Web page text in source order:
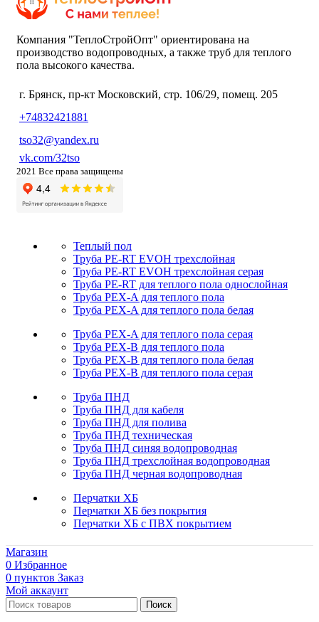
Компания "ТеплоСтройОпт" ориентирована на
производство водопроводных, а также труб для теплого
пола высокого качества.
г. Брянск, пр-кт Московский, стр. 106/29, помещ. 205
+74832421881
tso32@yandex.ru
vk.com/32tso
2021 Все права защищены
Теплый пол
Труба PE-RT EVOH трехслойная
Труба PE-RT EVOH трехслойная серая
Труба PE-RT для теплого пола однослойная
Труба PEX-A для теплого пола
Труба PEX-A для теплого пола белая
Труба PEX-A для теплого пола серая
Труба PEX-B для теплого пола
Труба PEX-B для теплого пола белая
Труба PEX-B для теплого пола серая
Труба ПНД
Труба ПНД для кабеля
Труба ПНД для полива
Труба ПНД техническая
Труба ПНД синяя водопроводная
Труба ПНД трехслойная водопроводная
Труба ПНД черная водопроводная
Перчатки ХБ
Перчатки ХБ без покрытия
Перчатки ХБ с ПВХ покрытием
Магазин
0 Избранное
0 пунктов Заказ
Мой аккаунт
Поиск